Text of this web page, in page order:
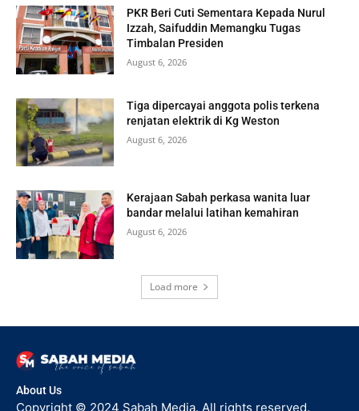
PKR Beri Cuti Sementara Kepada Nurul
Izzah, Saifuddin Memangku Tugas
Timbalan Presiden
August 6, 2026
Tiga dipercayai anggota polis terkena
renjatan elektrik di Kg Weston
August 6, 2026
Kerajaan Sabah perkasa wanita luar
bandar melalui latihan kemahiran
August 6, 2026
Load more
About Us
Copyright © 2024 Sabah Media. All rights reserved.